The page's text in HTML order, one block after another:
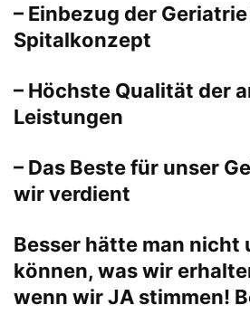
– Einbezug der
Spitalkonzept
– Höchste Qualität der
Leistungen
– Das Beste für unser
wir verdient
Besser hätte man nicht
können, was wir
wenn wir JA stimmen!